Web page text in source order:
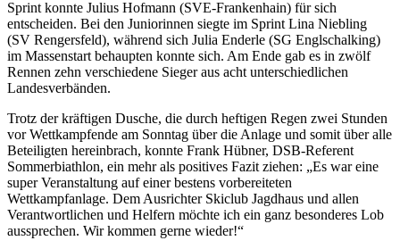
Sprint konnte Julius Hofmann (SVE-Frankenhain) für sich
entscheiden. Bei den Juniorinnen siegte im Sprint Lina Niebling
(SV Rengersfeld), während sich Julia Enderle (SG Englschalking)
im Massenstart behaupten konnte sich. Am Ende gab es in zwölf
Rennen zehn verschiedene Sieger aus acht unterschiedlichen
Landesverbänden.
Trotz der kräftigen Dusche, die durch heftigen Regen zwei Stunden
vor Wettkampfende am Sonntag über die Anlage und somit über alle
Beteiligten hereinbrach, konnte Frank Hübner, DSB-Referent
Sommerbiathlon, ein mehr als positives Fazit ziehen: „Es war eine
super Veranstaltung auf einer bestens vorbereiteten
Wettkampfanlage. Dem Ausrichter Skiclub Jagdhaus und allen
Verantwortlichen und Helfern möchte ich ein ganz besonderes Lob
aussprechen. Wir kommen gerne wieder!“